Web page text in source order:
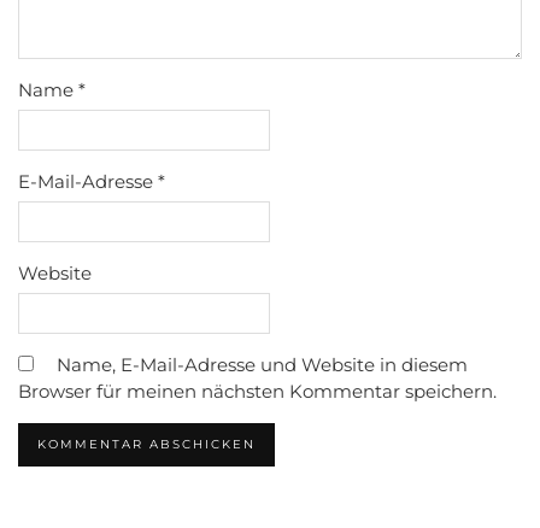
Name *
E-Mail-Adresse *
Website
Name, E-Mail-Adresse und Website in diesem
Browser für meinen nächsten Kommentar speichern.